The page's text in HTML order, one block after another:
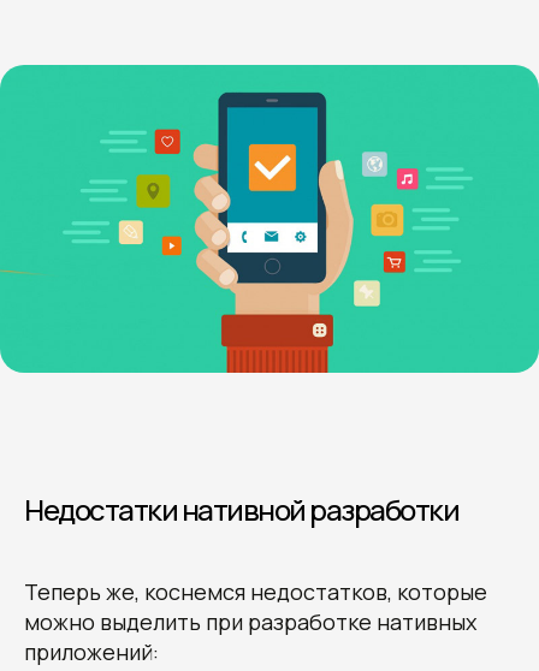
Недостатки нативной разработки
Теперь же, коснемся недостатков, которые
можно выделить при разработке нативных
приложений: